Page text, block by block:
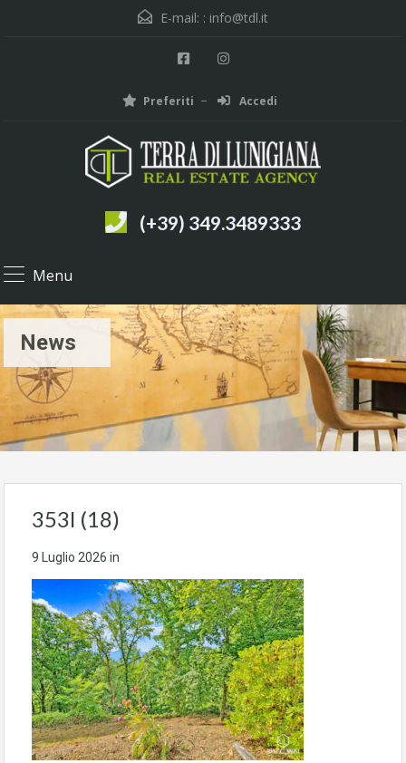
E-mail: : info@tdl.it
Preferiti Accedi
(+39) 349.3489333
Menu
News
353l (18)
9 Luglio 2026 in